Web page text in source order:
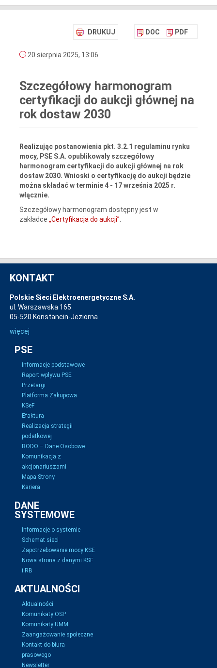
DRUKUJ DOC PDF
20 sierpnia 2025, 13:06
Szczegółowy harmonogram
certyfikacji do aukcji głównej na
rok dostaw 2030
Realizując postanowienia pkt. 3.2.1 regulaminu rynku
mocy, PSE S.A. opublikowały szczegółowy
harmonogram certyfikacji do aukcji głównej na rok
dostaw 2030. Wnioski o certyfikację do aukcji będzie
można składać w terminie 4 - 17 września 2025 r.
włącznie.
Szczegółowy harmonogram dostępny jest w
zakładce „Certyfikacja do aukcji”
KONTAKT
Polskie Sieci Elektroenergetyczne S.A.
ul. Warszawska 165
05-520 Konstancin-Jeziorna
więcej
PSE
Informacje podstawowe
Raport wpływu PSE
Przetargi
Platforma Zakupowa
KSeF
Efaktura
Realizacja strategii
podatkowej
RODO – Dane Osobowe
Komunikacja z
akcjonariuszami
Mapa Strony
Kariera
DANE
SYSTEMOWE
Informacje o systemie
Schemat sieci
Zapotrzebowanie mocy KSE
Nowa strona z danymi KSE
i RB
AKTUALNOŚCI
Aktualności
Komunikaty OSP
Komunikaty UMM
Zaangażowanie społeczne
Kontakt do biura
prasowego
Newsletter